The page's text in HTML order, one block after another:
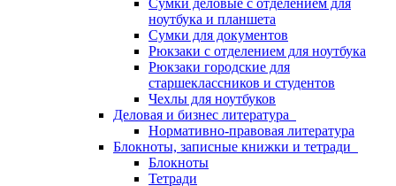
Сумки деловые с отделением для
ноутбука и планшета
Сумки для документов
Рюкзаки с отделением для ноутбука
Рюкзаки городские для
старшеклассников и студентов
Чехлы для ноутбуков
Деловая и бизнес литература
Нормативно-правовая литература
Блокноты, записные книжки и тетради
Блокноты
Тетради